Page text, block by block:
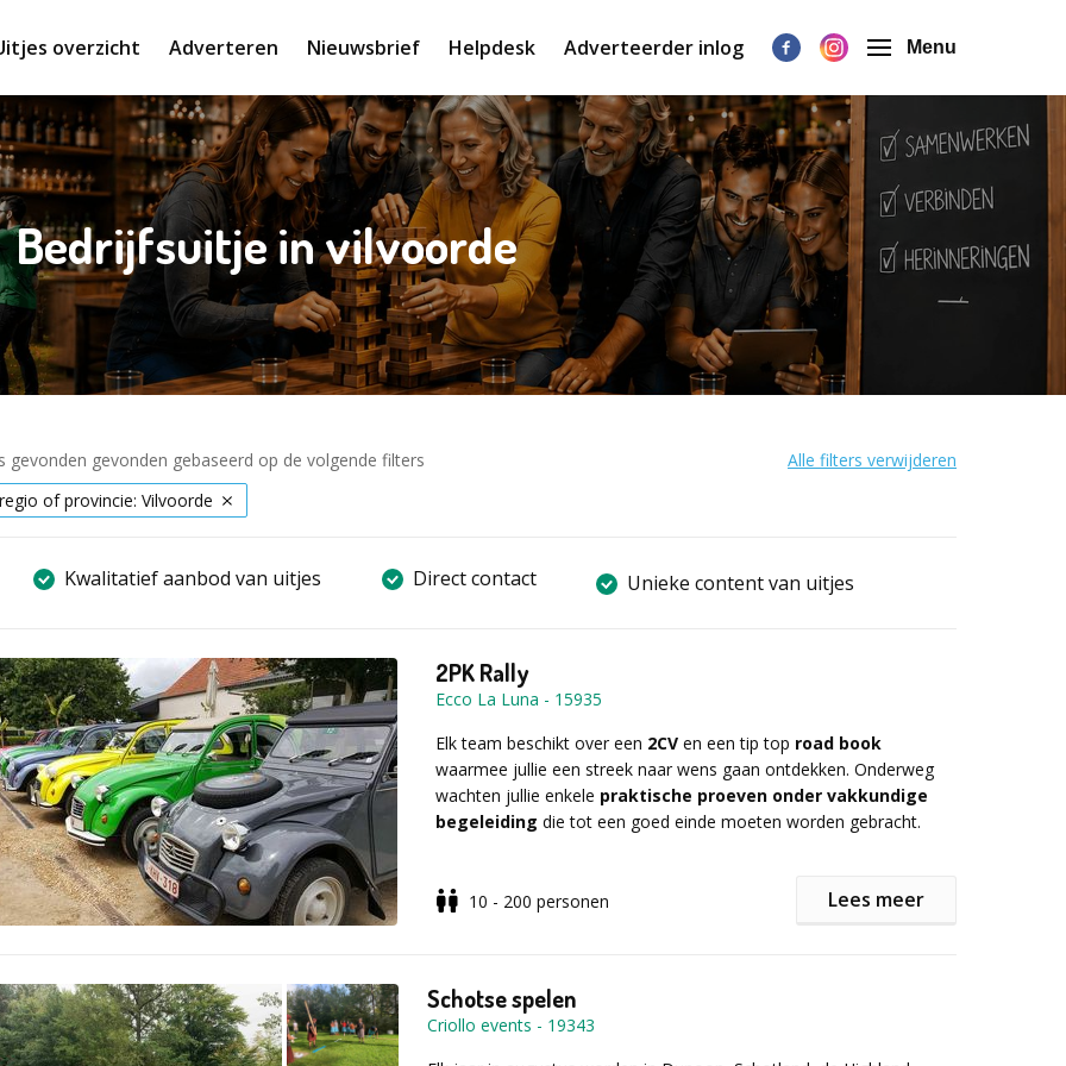
overzicht Adverteren Nieuwsbrief Helpdesk Adverteerder inlog Menu
Bedrijfsuitje in vilvoorde
gevonden gevonden gebaseerd op de volgende filters
Alle filters verwijderen
of provincie: Vilvoorde
Kwalitatief aanbod van uitjes Direct contact Unieke content van uitjes
2PK Rally
Ecco La Luna - 15935
Elk team beschikt over een 2CV en een tip top road book
waarmee jullie een streek naar wens gaan ontdekken. Onderweg
wachten jullie enkele praktische proeven onder vakkundige
begeleiding die tot een goed einde moeten worden gebracht.
een
hapje en een drankje
timings, catering, regio, tussenstops ... en wij werken met plezier
10 - 200 personen Lees meer
Schotse spelen
Criollo events - 19343